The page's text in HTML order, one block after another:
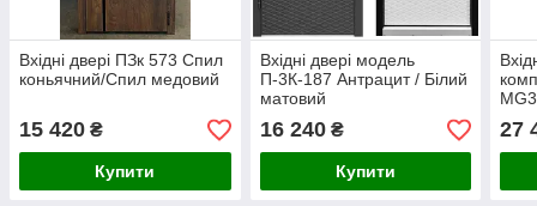
Вхідні двері ПЗк 573 Спил
коньячний/Спил медовий
15 420 ₴
Купити
Вхідні двері модель
П-3К-187 Антрацит / Білий
матовий
16 240₴
Купити
27